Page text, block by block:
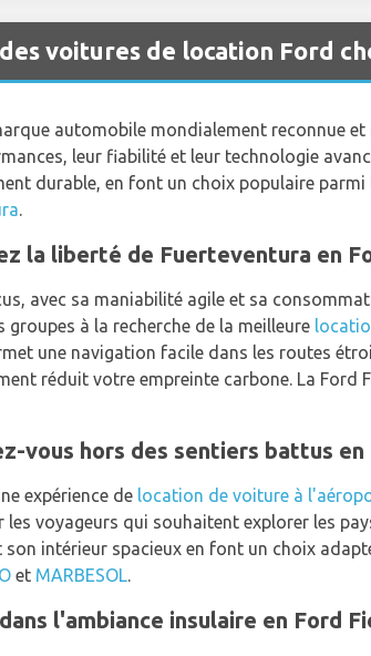
voitures de location Ford
automobile mondialement reconnue
leur fiabilité et leur technologie
durable, en font un choix populaire
.
la liberté de Fuerteventura en
avec sa maniabilité agile et sa
groupes à la recherche de la meilleure
une navigation facile dans les routes
réduit votre empreinte carbone. La Ford
vous hors des sentiers battus en
expérience de location de voiture à
voyageurs qui souhaitent explorer les
son intérieur spacieux en font un choix
et MARBESOL.
l'ambiance insulaire en Ford